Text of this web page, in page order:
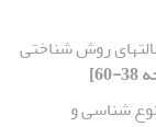
روش شناختی
شناسی و